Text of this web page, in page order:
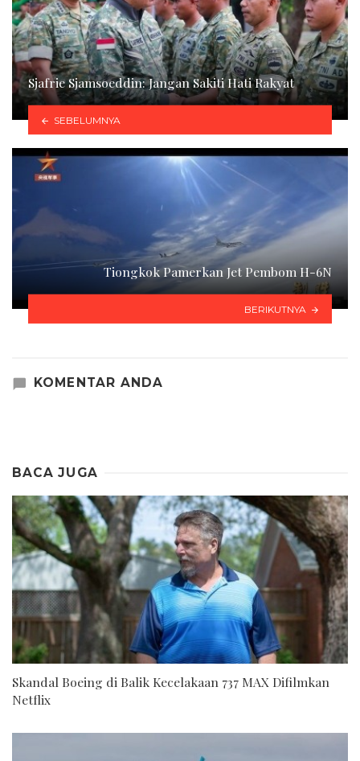
Sjafrie Sjamsoeddin: Jangan Sakiti Hati Rakyat
SEBELUMNYA
Tiongkok Pamerkan Jet Pembom H-6N
BERIKUTNYA
KOMENTAR ANDA
BACA JUGA
Skandal Boeing di Balik Kecelakaan 737 MAX Difilmkan
Netflix